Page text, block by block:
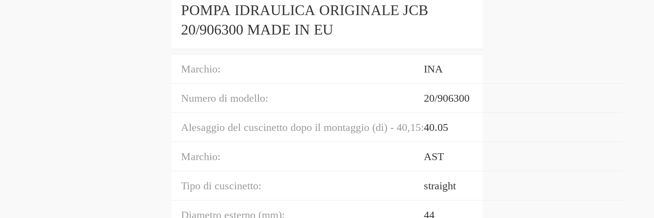
POMPA IDRAULICA ORIGINALE JCB
20/906300 MADE IN EU
Marchio: INA
Numero di modello: 20/906300
Alesaggio del cuscinetto dopo il montaggio (di) - 40,15:40.05
Marchio: AST
Tipo di cuscinetto: straight
Diametro esterno (mm): 44